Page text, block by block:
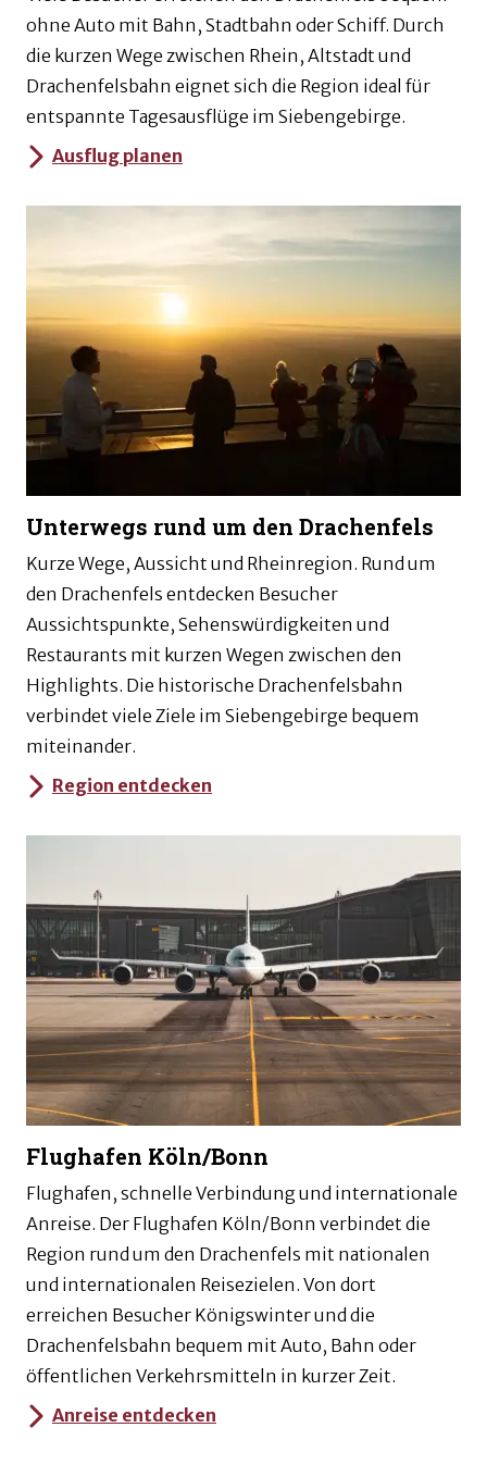
ohne Auto mit Bahn, Stadtbahn oder Schiff. Durch
die kurzen Wege zwischen Rhein, Altstadt und
Drachenfelsbahn eignet sich die Region ideal für
entspannte Tagesausflüge im Siebengebirge.
Ausflug planen
Unterwegs rund um den Drachenfels
Kurze Wege, Aussicht und Rheinregion. Rund um
den Drachenfels entdecken Besucher
Aussichtspunkte, Sehenswürdigkeiten und
Restaurants mit kurzen Wegen zwischen den
Highlights. Die historische Drachenfelsbahn
verbindet viele Ziele im Siebengebirge bequem
miteinander.
Region entdecken
Flughafen Köln/Bonn
Flughafen, schnelle Verbindung und internationale
Anreise. Der Flughafen Köln/Bonn verbindet die
Region rund um den Drachenfels mit nationalen
und internationalen Reisezielen. Von dort
erreichen Besucher Königswinter und die
Drachenfelsbahn bequem mit Auto, Bahn oder
öffentlichen Verkehrsmitteln in kurzer Zeit.
Anreise entdecken